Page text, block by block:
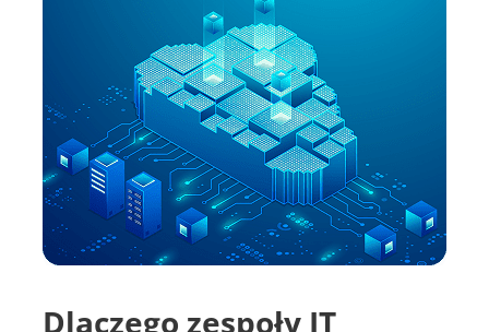
Dlaczego zespoły IT
wybierają NAKIVO do
obsługi Microsoft 365